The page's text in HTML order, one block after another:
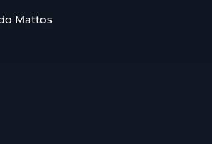
Mattos